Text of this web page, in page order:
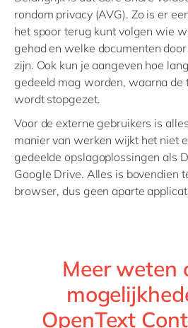
rondom privacy (AVG). Zo is er
het spoor terug kunt volgen wie
gehad en welke documenten
zijn. Ook kun je aangeven hoe
gedeeld mag worden, waarna de
wordt stopgezet.
Voor de externe gebruikers is
manier van werken wijkt het niet
gedeelde opslagoplossingen als
Google Drive. Alles is bovendien
browser, dus geen aparte
Meer weten
OpenText